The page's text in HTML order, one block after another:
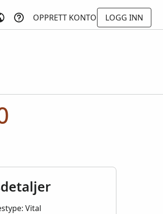
OPPRETT KONTO
LOGG INN
Vital